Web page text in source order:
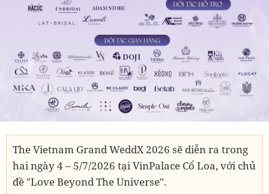
The Vietnam Grand WeddX 2026 sẽ diễn ra trong
hai ngày 4 – 5/7/2026 tại VinPalace Cổ Loa, với chủ
đề "Love Beyond The Universe".